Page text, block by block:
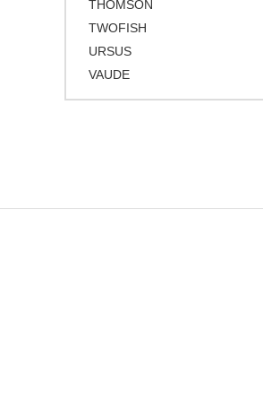
THOMSON
TWOFISH
URSUS
VAUDE